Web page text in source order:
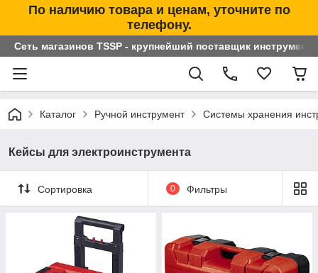
По наличию товара и ценам, уточните по
телефону.
Сеть магазинов TSSP - крупнейший поставщик
Каталог Ручной инструмент Системы хранения
Кейсы для электроинструмента
Сортировка 0 Фильтры